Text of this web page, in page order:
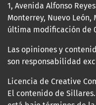
1, Avenida Alfonso
Monterrey, Nuevo León,
última modificación de
Las opiniones y
son responsabilidad
Licencia de Creative
El contenido de